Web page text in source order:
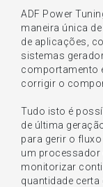
ADF Power
maneira única
de aplicações,
sistemas
comportamento
corrigir o
Tudo isto é
de última
para gerir o fluxo
um processador
monitorizar
quantidade